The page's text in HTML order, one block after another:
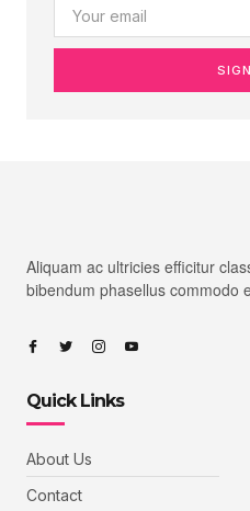
Aliquam ac ultricies efficitur
bibendum phasellus commodo
Quick Links
About Us
Contact